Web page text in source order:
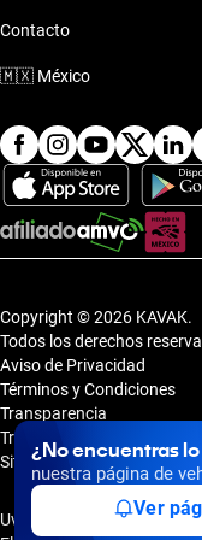
¿No encuentras
nuestra página de
Ver
Bmw Serie 3 2018
Bmw Serie 3 2018
Bmw Serie 3 2018
Bmw Serie 3 2018
Bmw Serie 3 2018
Bmw Serie 3 2018
Bmw Serie 3 2018
Contacto
🇲🇽 México
Copyright © 2026 KAVAK.
Todos los derechos
Aviso de Privacidad
Términos y Condiciones
Transparencia
Transparencia Financiera
Sitemap
Uvi Tech, S.A.P.I. de C.V.,